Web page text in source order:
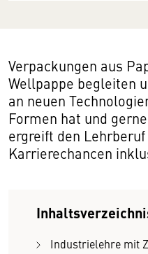
Verpackungen aus
Wellpappe begleiten
an neuen
Formen hat und
ergreift den
Karrierechancen
Industrielehre mit